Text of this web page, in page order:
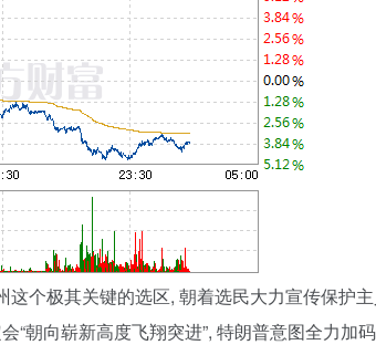
个极其关键的选区, 朝着选民大力宣传保护
“朝向崭新高度飞翔突进”, 特朗普意图全力